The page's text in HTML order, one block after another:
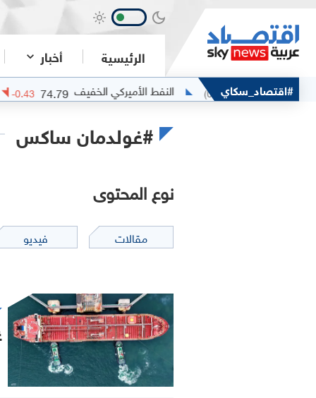
الرئيسية أخبار
#اقتصاد_سكاي
(0%) النفط الأميركي الخفيف 74.79
-0.43
(-0.57%)
#غولدمان ساكس
نوع المحتوى
مقالات فيديو